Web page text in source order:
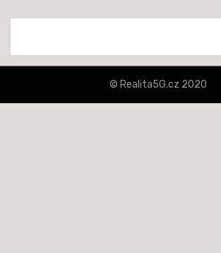
© Realita5G.cz 2020
šablona Amphibious odTemplatePocket ⋅Běží na